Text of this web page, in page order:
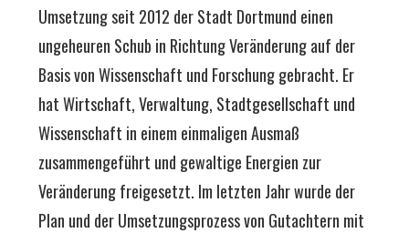
Umsetzung seit 2012 der Stadt Dortmund einen
ungeheuren Schub in Richtung Veränderung auf der
Basis von Wissenschaft und Forschung gebracht. Er
hat Wirtschaft, Verwaltung, Stadtgesellschaft und
Wissenschaft in einem einmaligen Ausmaß
zusammengeführt und gewaltige Energien zur
Veränderung freigesetzt. Im letzten Jahr wurde der
Plan und der Umsetzungsprozess von Gutachtern mit